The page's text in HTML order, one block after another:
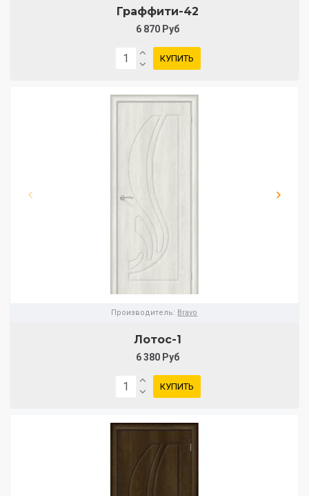
Граффити-42
6 870 Руб
КУПИТЬ
Производитель: Bravo
Лотос-1
6 380 Руб
КУПИТЬ